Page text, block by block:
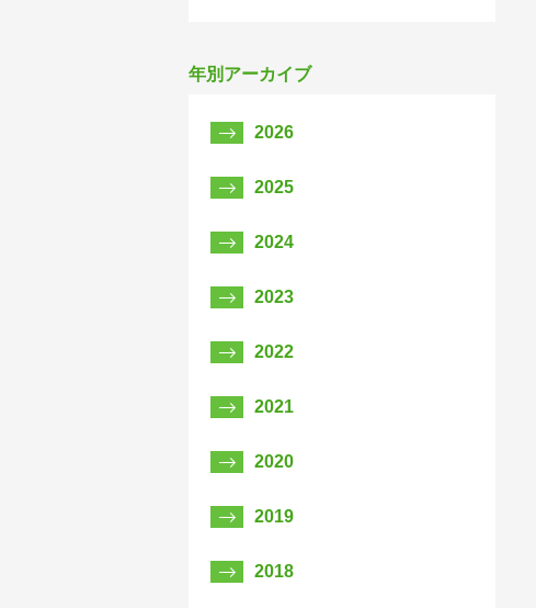
年別アーカイブ
2026
2025
2024
2023
2022
2021
2020
2019
2018